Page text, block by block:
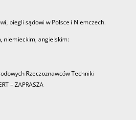
biegli sądowi w Polsce i Niemczech.
niemieckim, angielskim:
Rzeczoznawców Techniki
– ZAPRASZA